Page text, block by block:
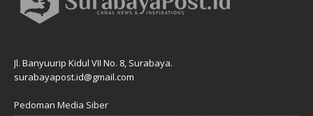
Jl. Banyuurip Kidul VII No. 8, Surabaya.
surabayapost.id@gmail.com
Pedoman Media Siber